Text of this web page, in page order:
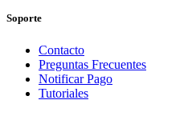
Soporte
Contacto
Preguntas Frecuentes
Notificar Pago
Tutoriales